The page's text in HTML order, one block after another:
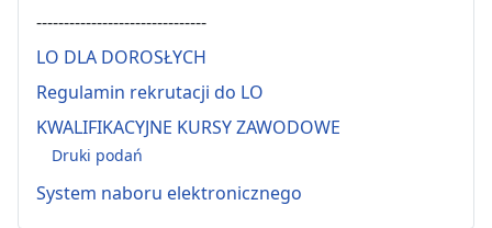
-------------------------------
LO DLA DOROSŁYCH
Regulamin rekrutacji do LO
KWALIFIKACYJNE KURSY ZAWODOWE
Druki podań
System naboru elektronicznego